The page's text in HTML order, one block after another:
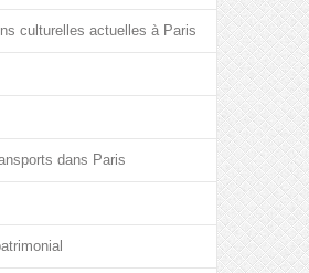
culturelles actuelles à Paris
dans Paris